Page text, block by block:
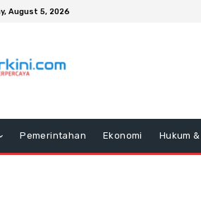
August 5, 2026
Pemerintahan Ekonomi Hukum